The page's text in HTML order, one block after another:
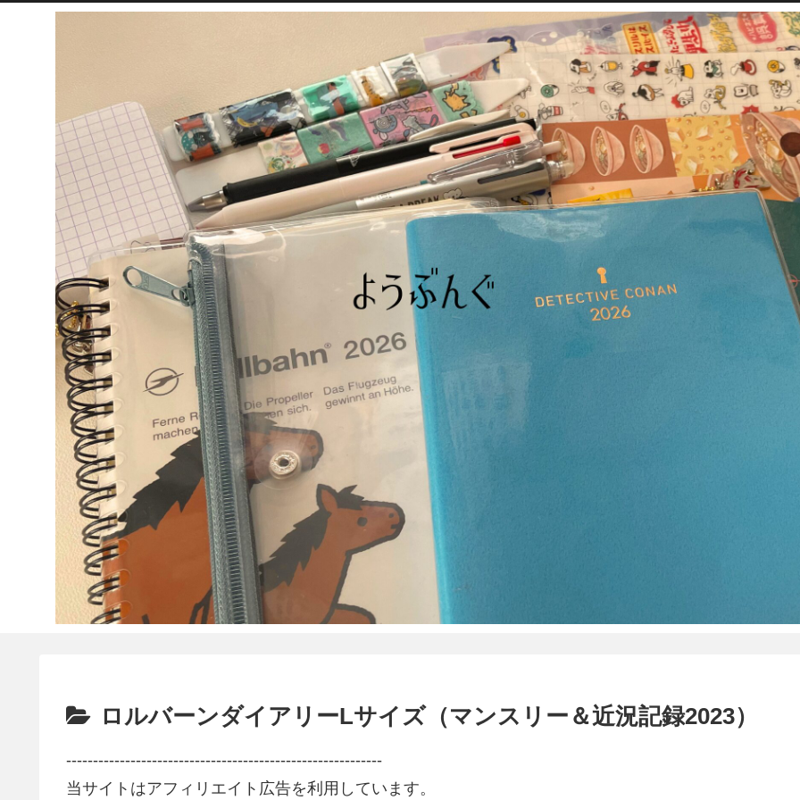
ロルバーンダイアリーLサイズ（マンスリー＆近況記録2023）
-----------------------------------------------------------
当サイトはアフィリエイト広告を利用しています。